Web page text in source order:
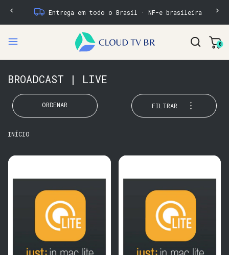
Entrega em todo o Brasil · NF-e brasileira
0
BROADCAST | LIVE
ORDENAR FILTRAR
INÍCIO